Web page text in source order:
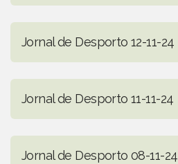
Jornal de Desporto 12-11-24
Jornal de Desporto 11-11-24
Jornal de Desporto 08-11-24